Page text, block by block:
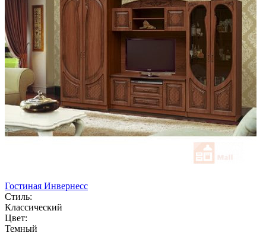
Гостиная Инвернесс
Стиль:
Классический
Цвет:
Темный